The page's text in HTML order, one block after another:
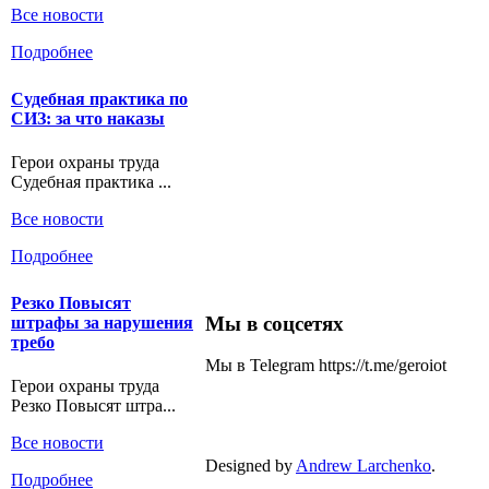
Все новости
Подробнее
Судебная практика по
СИЗ: за что наказы
Герои охраны труда
Судебная практика ...
Все новости
Подробнее
Резко Повысят
штрафы за нарушения
требо
Герои охраны труда
Резко Повысят штра...
Все новости
Подробнее
Мы в соцсетях
Мы в Telegram https://t.me/geroiot
Designed by Andrew Larchenko.